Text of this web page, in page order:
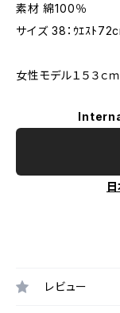
素材 綿100％
サイズ 38：ｳｴｽﾄ
女性モデル１５３
レビュー